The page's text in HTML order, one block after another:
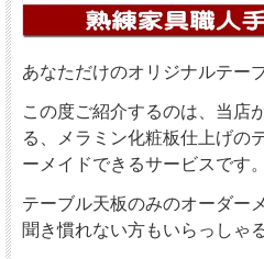
あなただけのオリジナルテー
この度ご紹介するのは、当店
る、メラミン化粧板仕上げの
ーメイドできるサービスです。
テーブル天板のみのオーダー
聞き慣れない方もいらっしゃ